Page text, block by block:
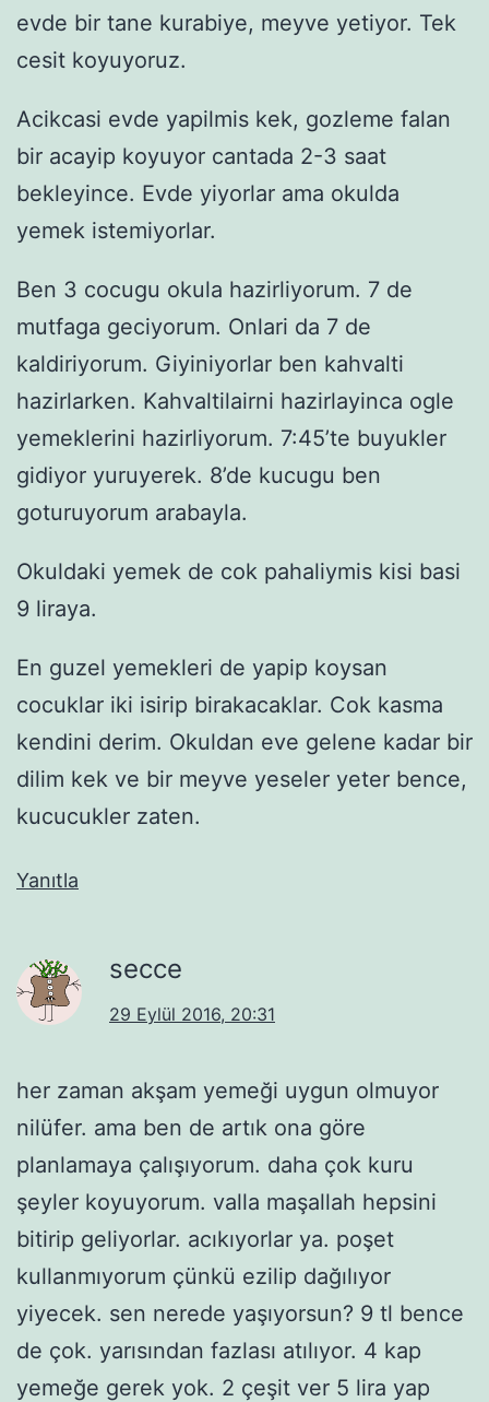
evde bir tane kurabiye, meyve yetiyor. Tek
cesit koyuyoruz.
Acikcasi evde yapilmis kek, gozleme falan
bir acayip koyuyor cantada 2-3 saat
bekleyince. Evde yiyorlar ama okulda
yemek istemiyorlar.
Ben 3 cocugu okula hazirliyorum. 7 de
mutfaga geciyorum. Onlari da 7 de
kaldiriyorum. Giyiniyorlar ben kahvalti
hazirlarken. Kahvaltilairni hazirlayinca ogle
yemeklerini hazirliyorum. 7:45’te buyukler
gidiyor yuruyerek. 8’de kucugu ben
goturuyorum arabayla.
Okuldaki yemek de cok pahaliymis kisi basi
9 liraya.
En guzel yemekleri de yapip koysan
cocuklar iki isirip birakacaklar. Cok kasma
kendini derim. Okuldan eve gelene kadar bir
dilim kek ve bir meyve yeseler yeter bence,
kucucukler zaten.
Yanıtla
secce
29 Eylül 2016, 20:31
her zaman akşam yemeği uygun olmuyor
nilüfer. ama ben de artık ona göre
planlamaya çalışıyorum. daha çok kuru
şeyler koyuyorum. valla maşallah hepsini
bitirip geliyorlar. acıkıyorlar ya. poşet
kullanmıyorum çünkü ezilip dağılıyor
yiyecek. sen nerede yaşıyorsun? 9 tl bence
de çok. yarısından fazlası atılıyor. 4 kap
yemeğe gerek yok. 2 çeşit ver 5 lira yap